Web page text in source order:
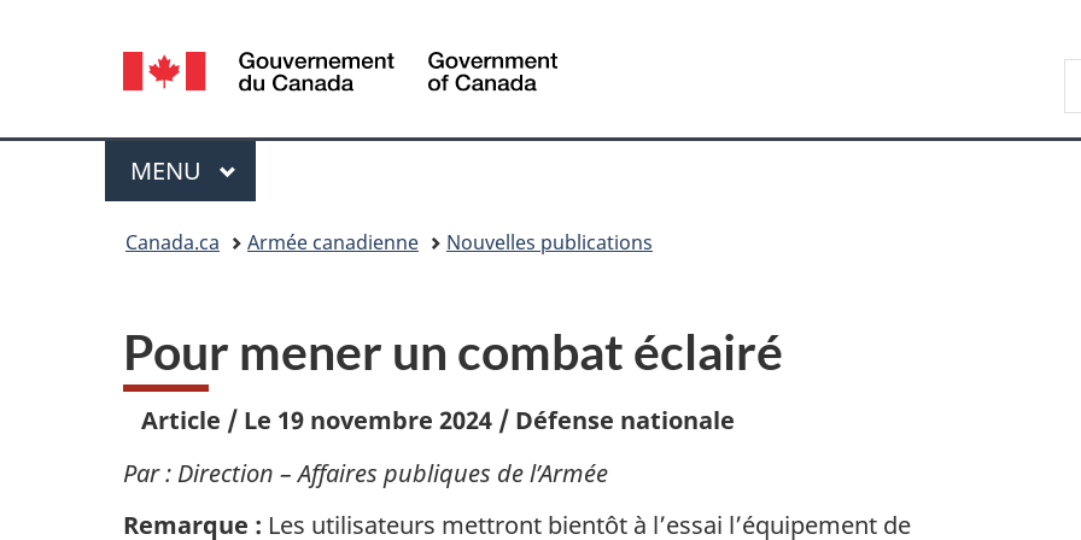
sujet
HTML
Sélection
de
la
langue
Canada
Menu
MENU PRINCIPAL
Canada.ca Armée canadienne Nouvelles publications
Pour mener un combat éclairé
Article / Le 19 novembre 2024 / Défense nationale
Par : Direction – Affaires publiques de l’Armée
Remarque : Les utilisateurs mettront bientôt à l’essai l’équipement de